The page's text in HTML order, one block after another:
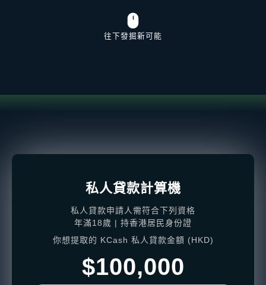
往下發掘新可能
私人貸款計算機
私人貸款申請人需符合下列資格
年滿18歲 | 持香港居民身份證
你想提取的 KCash 私人貸款金額 (HKD)
$100,000